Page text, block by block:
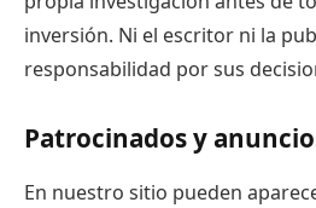
inversión. Ni el escritor ni la
responsabilidad por sus
Patrocinados y
En nuestro sitio pueden